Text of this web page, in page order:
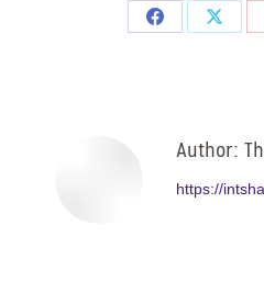
Share
Share
Author:
https://